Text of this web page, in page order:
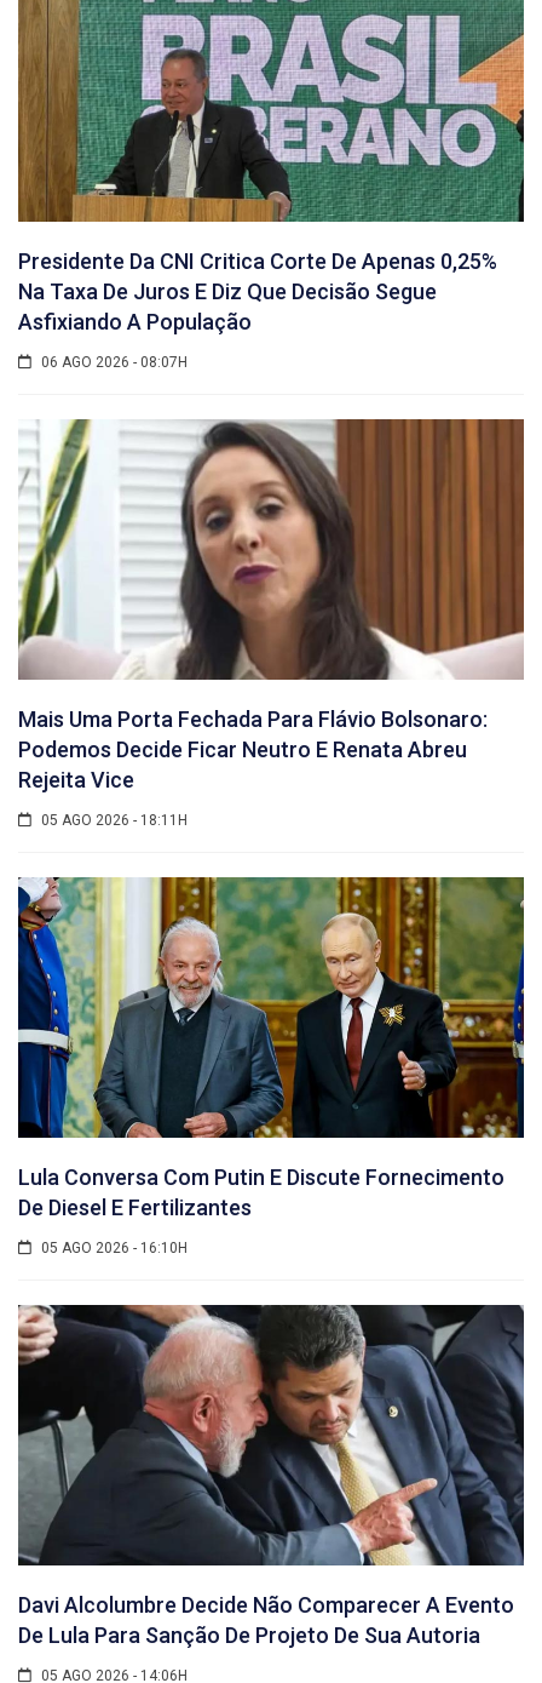
Presidente Da CNI Critica Corte De Apenas 0,25%
Na Taxa De Juros E Diz Que Decisão Segue
Asfixiando A População
06 AGO 2026 - 08:07H
Mais Uma Porta Fechada Para Flávio Bolsonaro:
Podemos Decide Ficar Neutro E Renata Abreu
Rejeita Vice
05 AGO 2026 - 18:11H
Lula Conversa Com Putin E Discute Fornecimento
De Diesel E Fertilizantes
05 AGO 2026 - 16:10H
Davi Alcolumbre Decide Não Comparecer A Evento
De Lula Para Sanção De Projeto De Sua Autoria
05 AGO 2026 - 14:06H